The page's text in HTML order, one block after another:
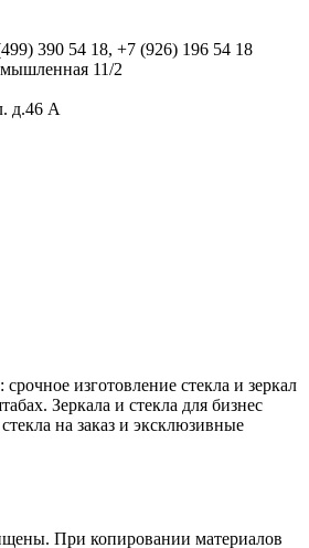
390 54 18, +7 (926) 196 54 18
11/2
д.46 А
изготовление стекла и зеркал
Зеркала и стекла для бизнес
на заказ и эксклюзивные
При копировании материалов